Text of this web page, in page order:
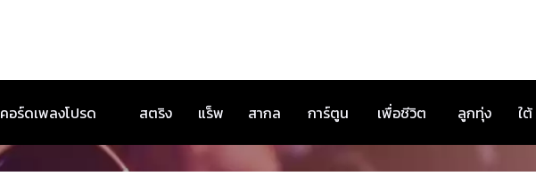
คอร์ดเพลงโปรด สตริง แร็พ สากล การ์ตูน เพื่อชีวิต ลูกทุ่ง ใต้